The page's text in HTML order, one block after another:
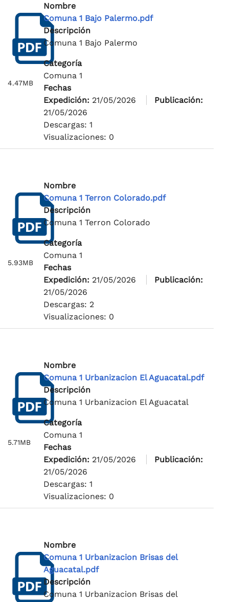
4.47MB
Nombre
Comuna 1 Bajo Palermo.pdf
Descripción
Comuna 1 Bajo Palermo
Categoría
Comuna 1
Fechas
Expedición: 21/05/2026
Publicación:
21/05/2026
Descargas: 1
Visualizaciones: 0
5.93MB
Nombre
Comuna 1 Terron Colorado.pdf
Descripción
Comuna 1 Terron Colorado
Categoría
Comuna 1
Fechas
Expedición: 21/05/2026
Publicación:
21/05/2026
Descargas: 2
Visualizaciones: 0
5.71MB
Nombre
Comuna 1 Urbanizacion El Aguacatal.pdf
Descripción
Comuna 1 Urbanizacion El Aguacatal
Categoría
Comuna 1
Fechas
Expedición: 21/05/2026
Publicación:
21/05/2026
Descargas: 1
Visualizaciones: 0
Nombre
Comuna 1 Urbanizacion Brisas del
Aguacatal.pdf
Descripción
Comuna 1 Urbanizacion Brisas del